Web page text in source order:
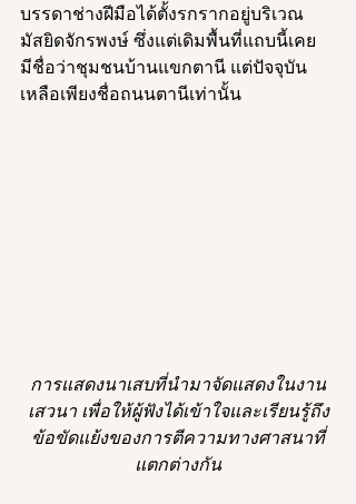
บรรดาช่างฝีมือได้ตั้งรกรากอยู่บริเวณ
มัสยิดจักรพงษ์ ซึ่งแต่เดิมพื้นที่แถบนี้เคย
มีชื่อว่าชุมชนบ้านแขกตานี แต่ปัจจุบัน
เหลือเพียงชื่อถนนตานีเท่านั้น
การแสดงนาเสบที่นำมาจัดแสดงในงาน
เสวนา เพื่อให้ผู้ฟังได้เข้าใจและเรียนรู้ถึง
ข้อขัดแย้งของการตีความทางศาสนาที่
แตกต่างกัน